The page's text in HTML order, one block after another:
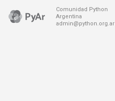
Comunidad Python
Argentina
admin@python.org.ar